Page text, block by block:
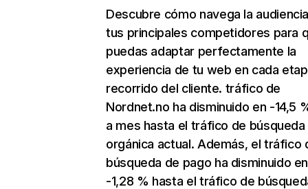
Descubre cómo navega la
tus principales competidores para
puedas adaptar perfectamente la
experiencia de tu web en cada
recorrido del cliente. tráfico de
Nordnet.no ha disminuido en -14,5
a mes hasta el tráfico de búsqueda
orgánica actual. Además, el tráfico
búsqueda de pago ha disminuido en
-1,28 % hasta el tráfico de